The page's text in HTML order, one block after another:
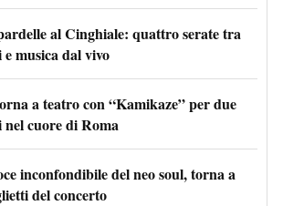
al Cinghiale: quattro serate tra
musica dal vivo
a teatro con “Kamikaze” per due
cuore di Roma
inconfondibile del neo soul, torna a
del concerto